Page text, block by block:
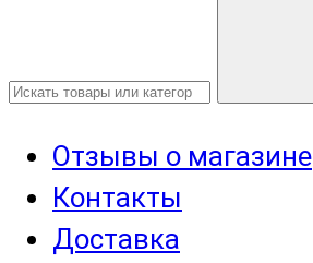
Отзывы о магазине
Контакты
Доставка